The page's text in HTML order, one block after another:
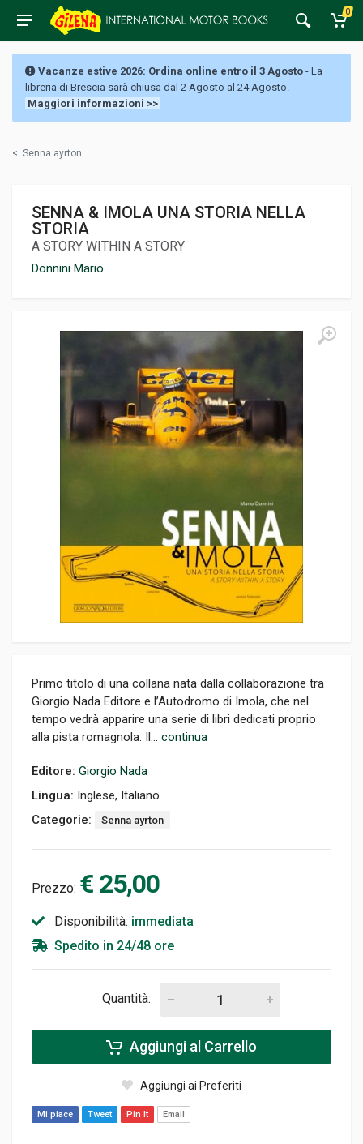
0
Vacanze estive 2026: Ordina online entro il 3 Agosto - La
libreria di Brescia sarà chiusa dal 2 Agosto al 24 Agosto.
Maggiori informazioni >>
< Senna ayrton
SENNA & IMOLA UNA STORIA NELLA
STORIA
A STORY WITHIN A STORY
Donnini Mario
Primo titolo di una collana nata dalla collaborazione tra
Giorgio Nada Editore e l’Autodromo di Imola, che nel
tempo vedrà apparire una serie di libri dedicati proprio
alla pista romagnola. Il... continua
Editore: Giorgio Nada
Lingua: Inglese, Italiano
Categorie:
Senna ayrton
Prezzo: € 25,00
Disponibilità: immediata
Spedito in 24/48 ore
Quantità:
Aggiungi al Carrello
Aggiungi ai Preferiti
Mi piace Tweet Pin It Email